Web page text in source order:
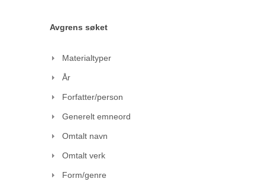
Avgrens søket
Materialtyper
År
Forfatter/person
Generelt emneord
Omtalt navn
Omtalt verk
Form/genre